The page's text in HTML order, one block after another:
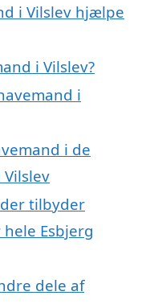
i Vilslev hjælpe
i Vilslev?
i
i de
tilbyder
Esbjerg
dele af